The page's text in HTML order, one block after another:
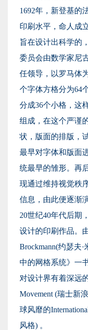
1692年，新登基的
印刷水平，命人成
旨在设计出科学的
委员会由数学家尼
任领导，以罗马体
个字体方格分为64
分成36个小格，这
组成，在这个严谨
状，版面的排版，
最早对字体和版面
统最早的雏形。再
现通过维持视觉秩
信息，由此便逐渐
20世纪40年代后期
设计的印刷作品。
Brockmann(约瑟夫
中的网格系统》一
对设计界有着深远
Movement (瑞士新
球风靡的
风格) 。